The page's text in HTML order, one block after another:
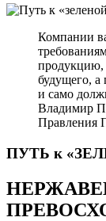
Компании
продукцию,
будущего, а
и само
Владимир
Правления
ПУТЬ к